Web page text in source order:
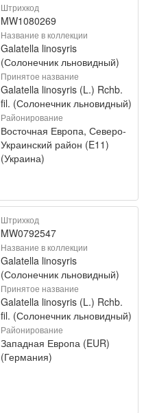
Штрихкод
MW1080269
Название в коллекции
Galatella linosyris
(Солонечник льновидный)
Принятое название
Galatella linosyris (L.) Rchb.
fil. (Солонечник льновидный)
Районирование
Восточная Европа, Северо-
Украинский район (E11)
(Украина)
Штрихкод
MW0792547
Название в коллекции
Galatella linosyris
(Солонечник льновидный)
Принятое название
Galatella linosyris (L.) Rchb.
fil. (Солонечник льновидный)
Районирование
Западная Европа (EUR)
(Германия)